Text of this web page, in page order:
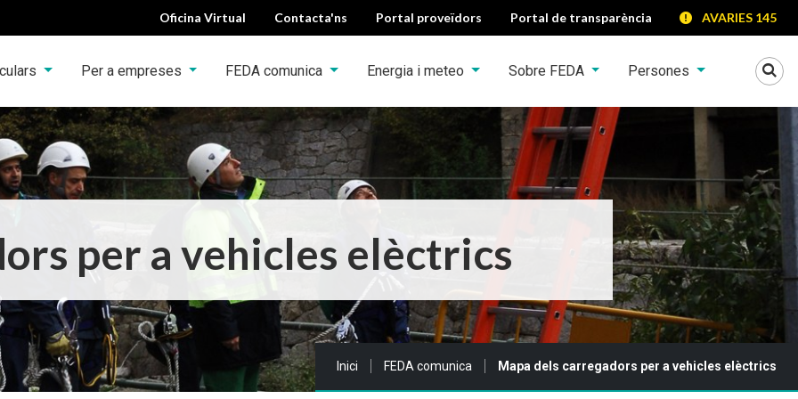
Oficina Virtual Contacta'ns Portal proveïdors Portal de transparència AVARIES 145
Per a empreses FEDA comunica Energia i meteo Sobre FEDA Persones
per a vehicles elèctrics
Sou a:
Inici FEDA comunica Mapa dels carregadors per a vehicles elèctrics